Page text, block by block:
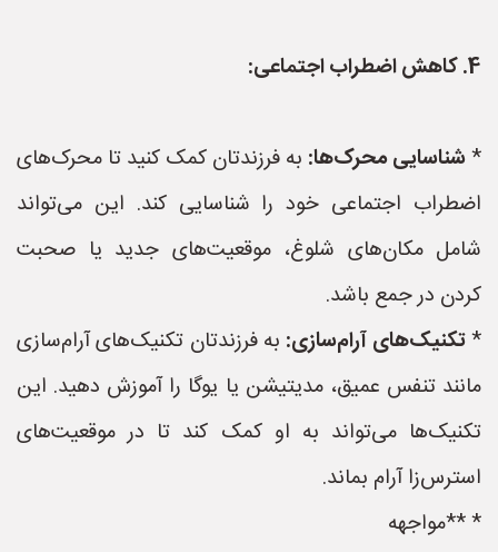
4. کاهش اضطراب اجتماعی:
*شناسایی محرک‌ها: به فرزندتان کمک کنید تا محرک‌های
اضطراب اجتماعی خود را شناسایی کند. این می‌تواند
شامل مکان‌های شلوغ، موقعیت‌های جدید یا صحبت
کردن در جمع باشد.
*تکنیک‌های آرام‌سازی: به فرزندتان تکنیک‌های آرام‌سازی
مانند تنفس عمیق، مدیتیشن یا یوگا را آموزش دهید. این
تکنیک‌ها می‌تواند به او کمک کند تا در موقعیت‌های
استرس‌زا آرام بماند.
* **مواجهه